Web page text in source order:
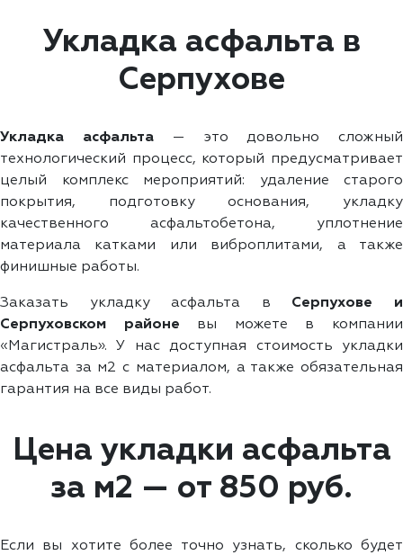
Укладка асфальта в
Серпухове
Укладка асфальта— это довольно сложный
технологический процесс, который предусматривает
целый комплекс мероприятий: удаление старого
покрытия, подготовку основания, укладку
качественного асфальтобетона, уплотнение
материала катками или виброплитами, а также
финишные работы.
Заказать укладку асфальта в Серпухове и
Серпуховском районе вы можете в компании
«Магистраль». У нас доступная стоимость укладки
асфальта за м2 с материалом, а также обязательная
гарантия на все виды работ.
Цена укладки асфальта
за м2 — от 850 руб.
Если вы хотите более точно узнать, сколько будет